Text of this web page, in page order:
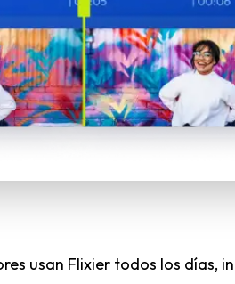
usan Flixier todos los días,